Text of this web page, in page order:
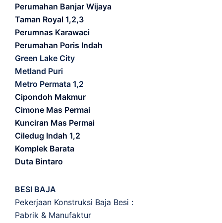
Perumahan Banjar Wijaya
Taman Royal 1,2,3
Perumnas Karawaci
Perumahan Poris Indah
Green Lake City
Metland Puri
Metro Permata 1,2
Cipondoh Makmur
Cimone Mas Permai
Kunciran Mas Permai
Ciledug Indah 1,2
Komplek Barata
Duta Bintaro
BESI BAJA
Pekerjaan Konstruksi Baja Besi :
Pabrik & Manufaktur